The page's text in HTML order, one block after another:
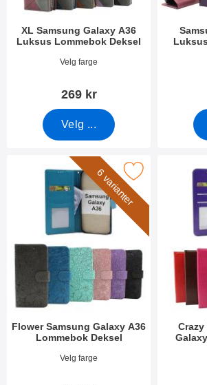
XL Samsung Galaxy A36
Luksus Lommebok Deksel
Varenummer 52999
Velg farge
269 kr
Velg ...
6 varianter
Flower Samsung Galaxy A36
Lommebok Deksel
Varenummer 53004
Velg farge
Samsung Galaxy A36 Lommebok
Crazy
Merk crazy Horse